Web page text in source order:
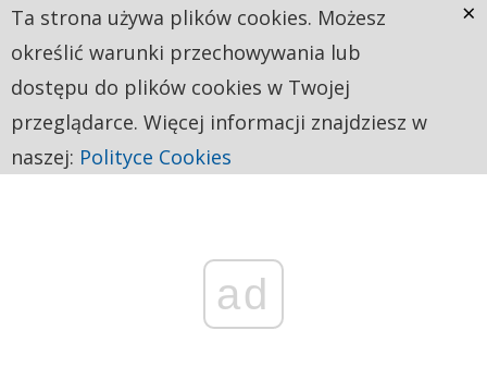
ad
Ta strona używa plików cookies. Możesz
określić warunki przechowywania lub
dostępu do plików cookies w Twojej
przeglądarce. Więcej informacji znajdziesz w
naszej: Polityce Cookies
×